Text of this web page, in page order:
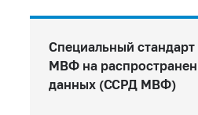
Специальный стандарт
МВФ на
данных (ССРД МВФ)